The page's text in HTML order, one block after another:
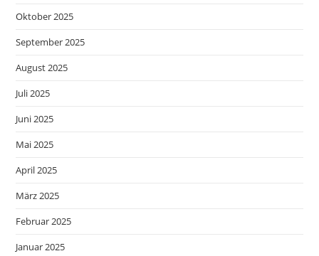
Oktober 2025
September 2025
August 2025
Juli 2025
Juni 2025
Mai 2025
April 2025
März 2025
Februar 2025
Januar 2025